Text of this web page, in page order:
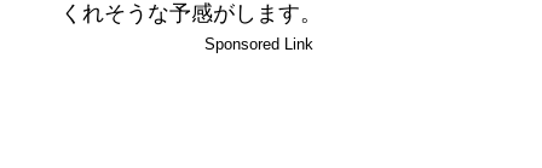
くれそうな予感がします。
Sponsored Link